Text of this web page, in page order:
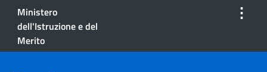
Ministero
dell'Istruzione e del
Merito
⋮